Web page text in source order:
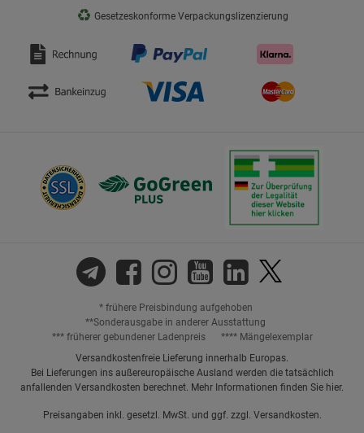
♻ Gesetzeskonforme Verpackungslizenzierung
* frühere Preisbindung aufgehoben
**Sonderausgabe in anderer Ausstattung
*** früherer gebundener Ladenpreis
**** Mängelexemplar
Versandkostenfreie Lieferung innerhalb Europas.
Bei Lieferungen ins außereuropäische Ausland werden die tatsächlich
anfallenden Versandkosten berechnet. Mehr Informationen finden Sie hier.
Preisangaben inkl. gesetzl. MwSt. und ggf. zzgl. Versandkosten.